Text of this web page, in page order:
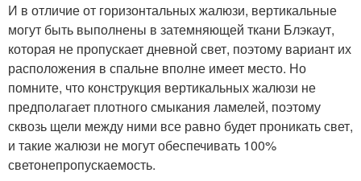
И в отличие от горизонтальных жалюзи, вертикальные
могут быть выполнены в затемняющей ткани Блэкаут,
которая не пропускает дневной свет, поэтому вариант их
расположения в спальне вполне имеет место. Но
помните, что конструкция вертикальных жалюзи не
предполагает плотного смыкания ламелей, поэтому
сквозь щели между ними все равно будет проникать свет,
и такие жалюзи не могут обеспечивать 100%
светонепропускаемость.